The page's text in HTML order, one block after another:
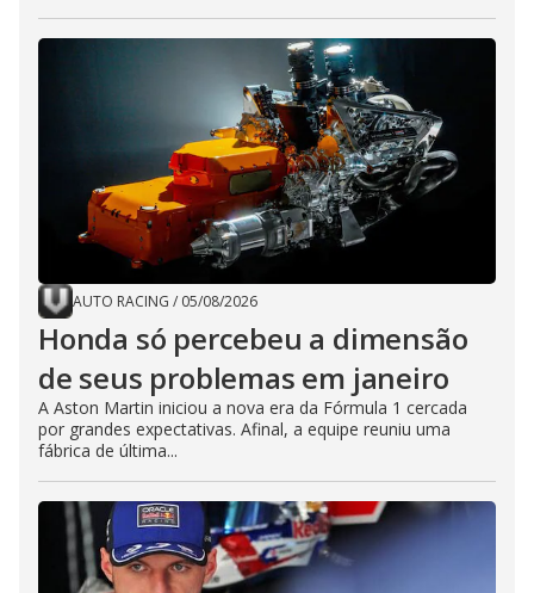
AUTO RACING / 05/08/2026
Honda só percebeu a dimensão
de seus problemas em janeiro
A Aston Martin iniciou a nova era da Fórmula 1 cercada
por grandes expectativas. Afinal, a equipe reuniu uma
fábrica de última...